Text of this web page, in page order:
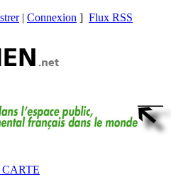
| Connexion ] Flux RSS